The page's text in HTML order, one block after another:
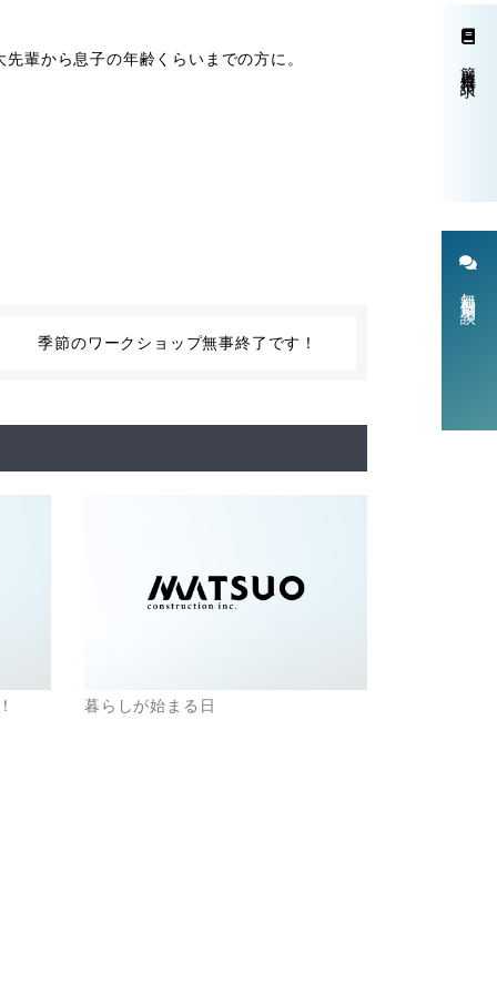
輩から息子の年齢くらいまでの方に。
季節のワークショップ無事終了です！
暮らしが始まる日
簡単資料請求
無料個別相談